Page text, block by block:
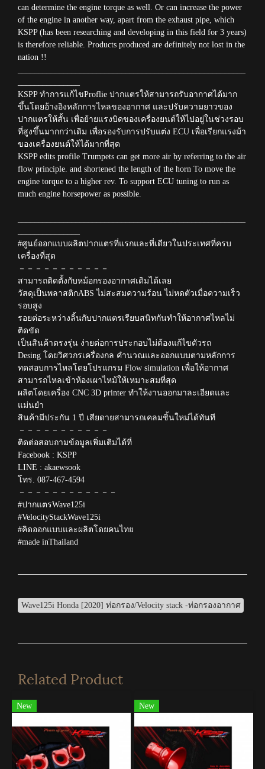
can determine the engine torque as well. Or can increase the power
of the engine in another way, apart from the exhaust pipe, which
KSPP (has been researching and developing in this field for 3 years)
is therefore reliable. Products produced are definitely not lost in the
nation !!
KSPP ทำการแก้ไขProflie ปากแตรให้สามารถรับอากาศได้มาก
ขึ้นโดยอ้างอิงหลักการไหลของอากาศ และปรับความยาวของ
ปากแตรให้สั้น เพื่อย้ายแรงบิดของเครื่องยนต์ให้ไปอยู่ในช่วงรอบ
ที่สูงขึ้นมากกว่าเดิม เพื่อรองรับการปรับแต่ง ECU เพื่อเรียกแรงม้า
ของเครื่องยนต์ให้ได้มากที่สุด
KSPP edits profile Trumpets can get more air by referring to the air
flow principle. and shortened the length of the horn To move the
engine torque to a higher rev. To support ECU tuning to run as
much engine horsepower as possible.
#ศูนย์ออกแบบผลิตปากแตรที่แรกและที่เดียวในประเทศที่ครบ
เครื่องที่สุด
－－－－－－－－－－－
สามารถติดตั้งกับหม้อกรองอากาศเดิมได้เลย
วัสดุเป็นพลาสติกABS ไม่สะสมความร้อน ไม่หดตัวเมื่อความเร็ว
รอบสูง
รอยต่อระหว่างลิ้นกับปากแตรเรียบสนิทกันทำให้อากาศไหลไม่
ติดขัด
เป็นสินค้าตรงรุ่น ง่ายต่อการประกอบไม่ต้องแก้ไขตัวรถ
Desing โดยวิศวกรเครื่องกล คำนวณและออกแบบตามหลักการ
ทดสอบการไหลโดยโปรแกรม Flow simulation เพื่อให้อากาศ
สามารถไหลเข้าห้องเผาไหม้ให้เหมาะสมที่สุด
ผลิตโดยเครื่อง CNC 3D printer ทำให้งานออกมาละเอียดและ
แม่นยำ
สินค้ามีประกัน 1 ปี เสียดายสามารถเคลมชิ้นใหม่ได้ทันที
－－－－－－－－－－－
ติดต่อสอบถามข้อมูลเพิ่มเติมได้ที่
Facebook : KSPP
LINE : akaewsook
โทร. 087-467-4594
－－－－－－－－－－－－
#ปากแตรWave125i
#VelocityStackWave125i
#คิดออกแบบและผลิตโดยคนไทย
#made inThailand
Wave125i Honda [2020] ท่อกรอง/Velocity stack -ท่อกรองอากาศ
Related Product
New New